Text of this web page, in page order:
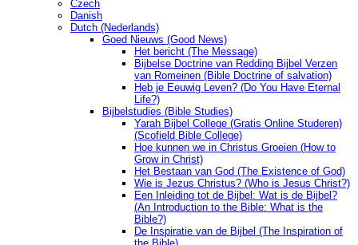
Czech
Danish
Dutch (Nederlands)
Goed Nieuws (Good News)
Het bericht (The Message)
Bijbelse Doctrine van Redding Bijbel Verzen
van Romeinen (Bible Doctrine of salvation)
Heb je Eeuwig Leven? (Do You Have Eternal
Life?)
Bijbelstudies (Bible Studies)
Yarah Bijbel College (Gratis Online Studeren)
(Scofield Bible College)
Hoe kunnen we in Christus Groeien (How to
Grow in Christ)
Het Bestaan ​​van God (The Existence of God)
Wie is Jezus Christus? (Who is Jesus Christ?)
Een Inleiding tot de Bijbel: Wat is de Bijbel?
(An Introduction to the Bible: What is the
Bible?)
De Inspiratie van de Bijbel (The Inspiration of